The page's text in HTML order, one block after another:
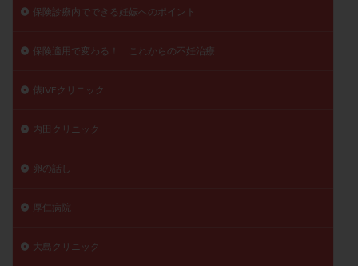
保険診療内でできる妊娠へのポイント
保険適用で変わる！ これからの不妊治療
俵IVFクリニック
内田クリニック
卵の話し
厚仁病院
大島クリニック